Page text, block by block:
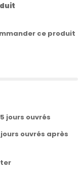
ce produit
jours ouvrés
ouvrés après